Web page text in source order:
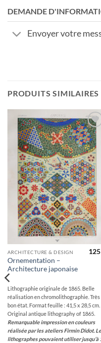
DEMANDE
Envoyer votre
PRODUITS SIMILAIRES
Ajouter
à la
wishlist
ARCHITECTURE & DESIGN
Ornementation –
Architecture japonaise
Lithographie originale de 1865. Belle
réalisation en chromolithographie. Très
bon état. Format feuille : 41,5 x 28,5 cm.
Original antique lithography of 1865.
Remarquable impression en couleurs
réalisée par les ateliers Firmin Didot.
lithographes pouvaient utiliser jusqu’à